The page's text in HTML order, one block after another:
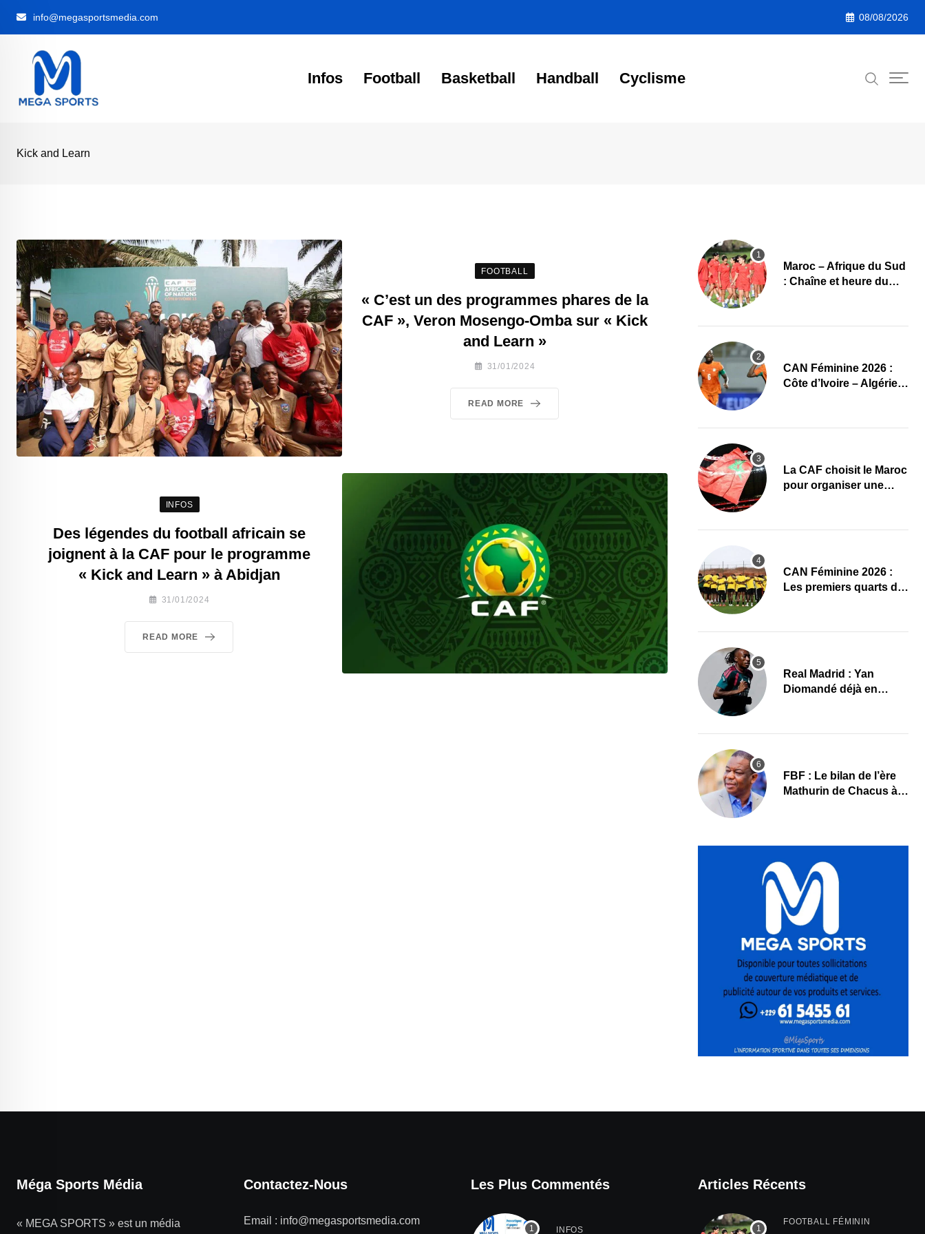
info@megasportsmedia.com 08/08/2026
Infos Football Basketball Handball Cyclisme
Kick and Learn
FOOTBALL
« C’est un des programmes phares de la
CAF », Veron Mosengo-Omba sur « Kick
and Learn »
31/01/2024
READ MORE
INFOS
Des légendes du football africain se
joignent à la CAF pour le programme
« Kick and Learn » à Abidjan
31/01/2024
READ MORE
Maroc – Afrique du Sud
: Chaîne et heure du
CAN Féminine 2026 :
Côte d’Ivoire – Algérie,
La CAF choisit le Maroc
pour organiser une
CAN Féminine 2026 :
Les premiers quarts de
Real Madrid : Yan
Diomandé déjà en
FBF : Le bilan de l’ère
Mathurin de Chacus à
Méga Sports Média
« MEGA SPORTS » est un média
Contactez-Nous
Email : info@megasportsmedia.com
Les Plus Commentés
INFOS
Articles Récents
FOOTBALL FÉMININ